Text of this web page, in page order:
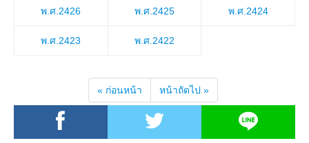
พ.ศ.2426 พ.ศ.2425 พ.ศ.2424
พ.ศ.2423 พ.ศ.2422
« ก่อนหน้า หน้าถัดไป »